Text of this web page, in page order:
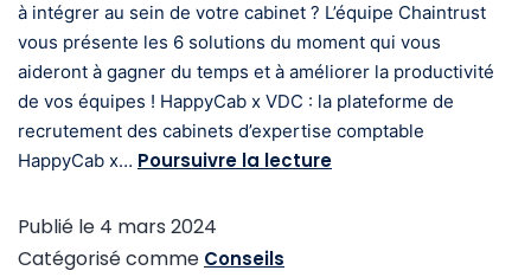
à intégrer au sein de votre cabinet ? L’équipe Chaintrust
vous présente les 6 solutions du moment qui vous
aideront à gagner du temps et à améliorer la productivité
de vos équipes ! HappyCab x VDC : la plateforme de
recrutement des cabinets d’expertise comptable
HappyCab x… Poursuivre la lecture
Publié le 4 mars 2024
Catégorisé comme Conseils